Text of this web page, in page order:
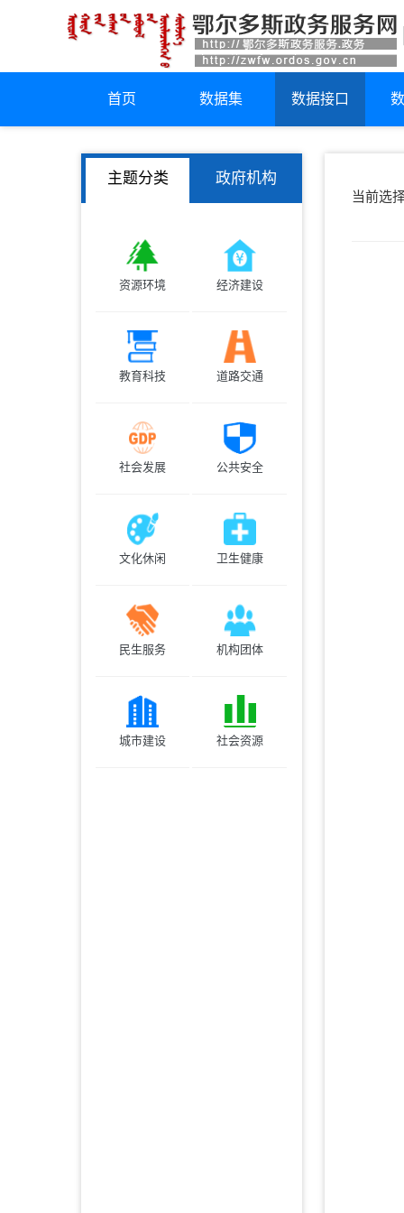
首页 数据集 数据接口
主题分类 政府机构
资源环境 经济建设
教育科技 道路交通
社会发展 公共安全
文化休闲 卫生健康
民生服务 机构团体
城市建设 社会资源
当前选